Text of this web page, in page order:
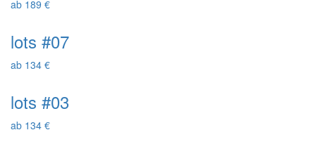
ab 189 €
lots #07
ab 134 €
lots #03
ab 134 €